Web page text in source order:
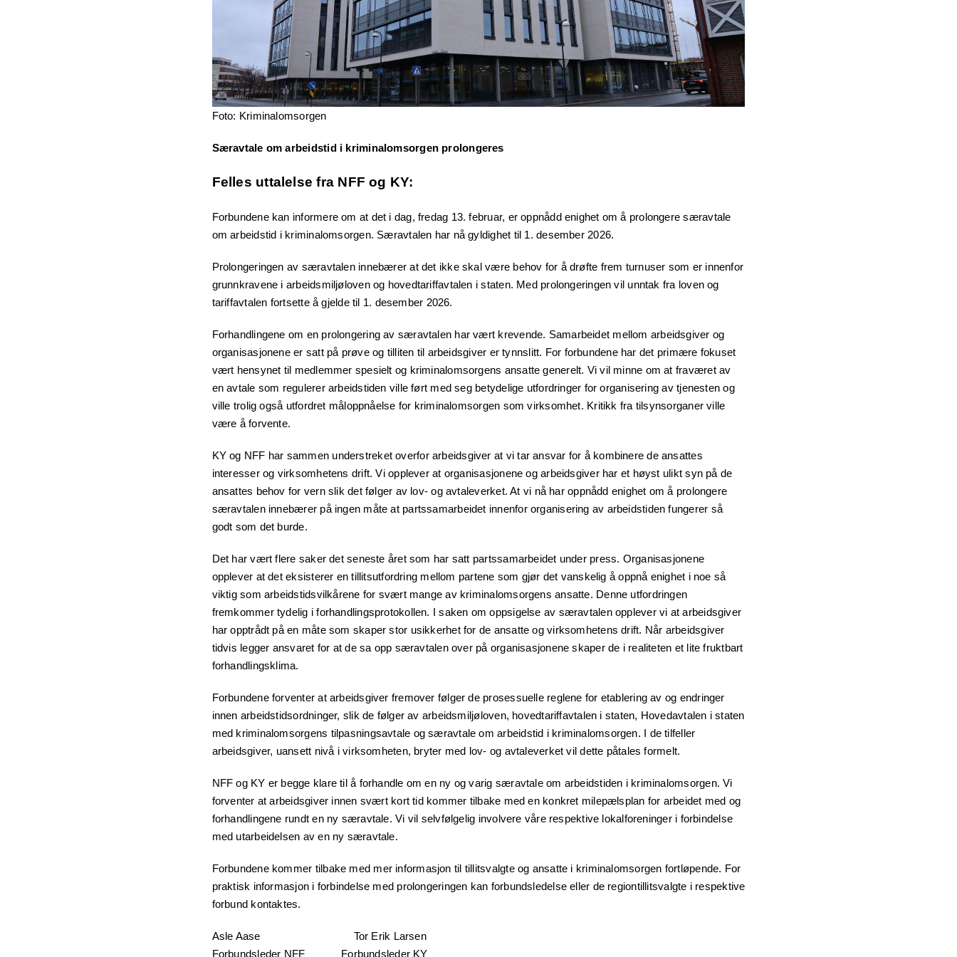
Foto: Kriminalomsorgen
Særavtale om arbeidstid i kriminalomsorgen prolongeres
Felles uttalelse fra NFF og KY:
Forbundene kan informere om at det i dag, fredag 13. februar, er oppnådd enighet om å prolongere særavtale
om arbeidstid i kriminalomsorgen. Særavtalen har nå gyldighet til 1. desember 2026.
Prolongeringen av særavtalen innebærer at det ikke skal være behov for å drøfte frem turnuser som er innenfor
grunnkravene i arbeidsmiljøloven og hovedtariffavtalen i staten. Med prolongeringen vil unntak fra loven og
tariffavtalen fortsette å gjelde til 1. desember 2026.
Forhandlingene om en prolongering av særavtalen har vært krevende. Samarbeidet mellom arbeidsgiver og
organisasjonene er satt på prøve og tilliten til arbeidsgiver er tynnslitt. For forbundene har det primære fokuset
vært hensynet til medlemmer spesielt og kriminalomsorgens ansatte generelt. Vi vil minne om at fraværet av
en avtale som regulerer arbeidstiden ville ført med seg betydelige utfordringer for organisering av tjenesten og
ville trolig også utfordret måloppnåelse for kriminalomsorgen som virksomhet. Kritikk fra tilsynsorganer ville
være å forvente.
KY og NFF har sammen understreket overfor arbeidsgiver at vi tar ansvar for å kombinere de ansattes
interesser og virksomhetens drift. Vi opplever at organisasjonene og arbeidsgiver har et høyst ulikt syn på de
ansattes behov for vern slik det følger av lov- og avtaleverket. At vi nå har oppnådd enighet om å prolongere
særavtalen innebærer på ingen måte at partssamarbeidet innenfor organisering av arbeidstiden fungerer så
godt som det burde.
Det har vært flere saker det seneste året som har satt partssamarbeidet under press. Organisasjonene
opplever at det eksisterer en tillitsutfordring mellom partene som gjør det vanskelig å oppnå enighet i noe så
viktig som arbeidstidsvilkårene for svært mange av kriminalomsorgens ansatte. Denne utfordringen
fremkommer tydelig i forhandlingsprotokollen. I saken om oppsigelse av særavtalen opplever vi at arbeidsgiver
har opptrådt på en måte som skaper stor usikkerhet for de ansatte og virksomhetens drift. Når arbeidsgiver
tidvis legger ansvaret for at de sa opp særavtalen over på organisasjonene skaper de i realiteten et lite fruktbart
forhandlingsklima.
Forbundene forventer at arbeidsgiver fremover følger de prosessuelle reglene for etablering av og endringer
innen arbeidstidsordninger, slik de følger av arbeidsmiljøloven, hovedtariffavtalen i staten, Hovedavtalen i staten
med kriminalomsorgens tilpasningsavtale og særavtale om arbeidstid i kriminalomsorgen. I de tilfeller
arbeidsgiver, uansett nivå i virksomheten, bryter med lov- og avtaleverket vil dette påtales formelt.
NFF og KY er begge klare til å forhandle om en ny og varig særavtale om arbeidstiden i kriminalomsorgen. Vi
forventer at arbeidsgiver innen svært kort tid kommer tilbake med en konkret milepælsplan for arbeidet med og
forhandlingene rundt en ny særavtale. Vi vil selvfølgelig involvere våre respektive lokalforeninger i forbindelse
med utarbeidelsen av en ny særavtale.
Forbundene kommer tilbake med mer informasjon til tillitsvalgte og ansatte i kriminalomsorgen fortløpende. For
praktisk informasjon i forbindelse med prolongeringen kan forbundsledelse eller de regiontillitsvalgte i respektive
forbund kontaktes.
Asle Aase Tor Erik Larsen
Forbundsleder NFF Forbundsleder KY